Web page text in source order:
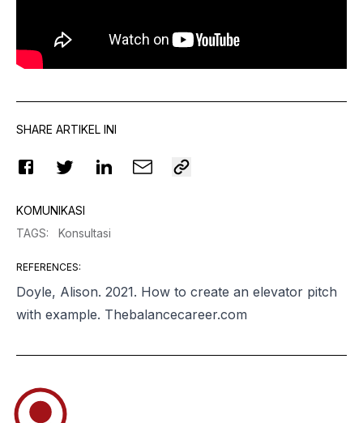
SHARE ARTIKEL INI
KOMUNIKASI
TAGS: Konsultasi
REFERENCES:
Doyle, Alison. 2021. How to create an elevator pitch
with example. Thebalancecareer.com